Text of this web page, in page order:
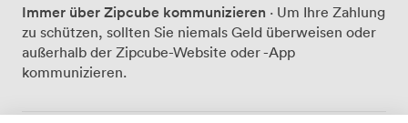
Immer über Zipcube kommunizieren · Um Ihre Zahlung
zu schützen, sollten Sie niemals Geld überweisen oder
außerhalb der Zipcube-Website oder -App
kommunizieren.